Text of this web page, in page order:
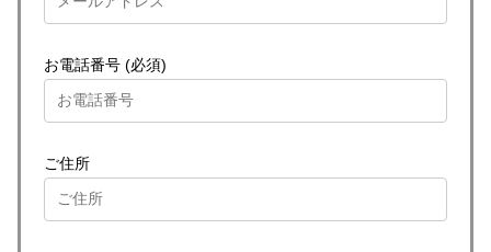
お電話番号 (必須)
ご住所